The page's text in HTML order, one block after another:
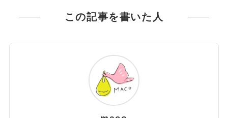
この記事を書いた人